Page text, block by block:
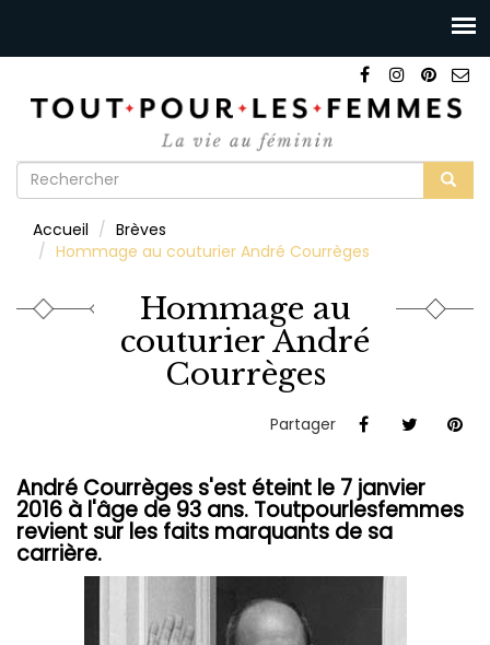
Formulaire
recherche
Accueil
Brèves
Hommage au couturier André Courrèges
Hommage au
couturier André
Courrèges
Partager
André Courrèges s'est éteint le 7 janvier
2016 à l'âge de 93 ans. Toutpourlesfemmes
revient sur les faits marquants de sa
carrière.